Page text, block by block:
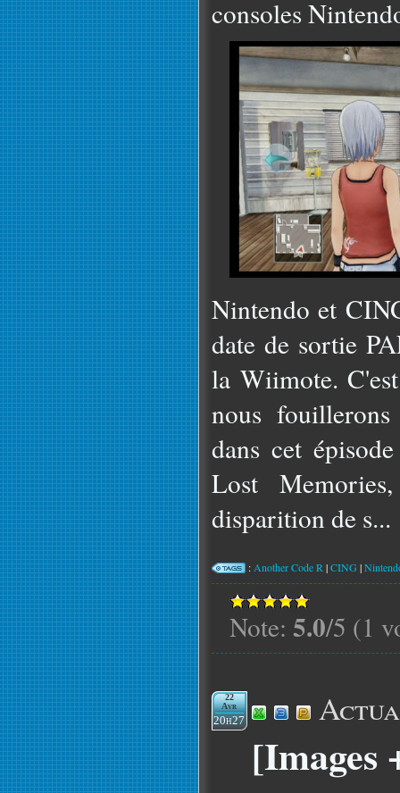
consoles
Nintendo et
date de sortie
la Wiimote.
nous
dans cet
Lost
disparition de s...
: Another Code R |CING |
Note: 5.0/5 (1
22
Avr
20h27
[Images